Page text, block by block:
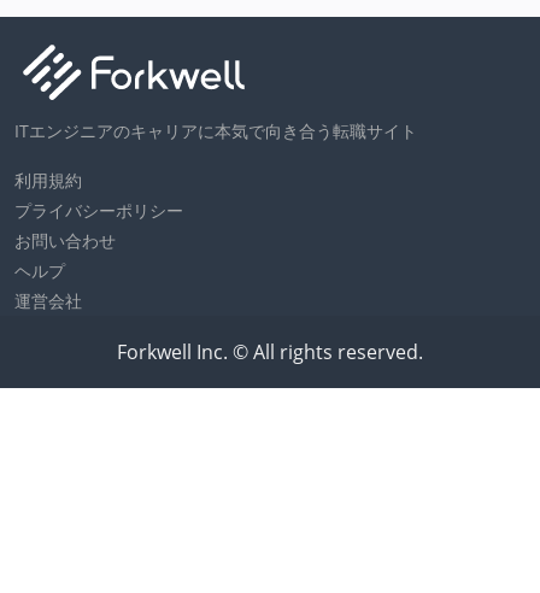
ITエンジニアのキャリアに本気で向き合う転職サイト
利用規約
プライバシーポリシー
お問い合わせ
ヘルプ
運営会社
Forkwell Inc. © All rights reserved.